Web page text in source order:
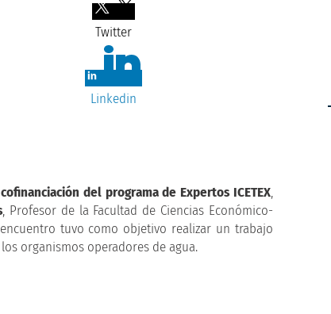
Twitter
Linkedin
del programa de Expertos ICETEX,
, Profesor de la Facultad de Ciencias Económico-
tuvo como objetivo realizar un trabajo
organismos operadores de agua.